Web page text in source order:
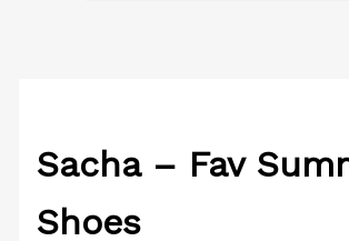
Sacha – Fav
Shoes